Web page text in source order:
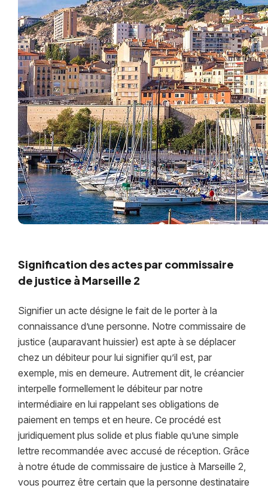
Signification des actes par commissaire
de justice à Marseille 2
Signifier un acte désigne le fait de le porter à la
connaissance d’une personne. Notre commissaire de
justice (auparavant huissier) est apte à se déplacer
chez un débiteur pour lui signifier qu’il est, par
exemple, mis en demeure. Autrement dit, le créancier
interpelle formellement le débiteur par notre
intermédiaire en lui rappelant ses obligations de
paiement en temps et en heure. Ce procédé est
juridiquement plus solide et plus fiable qu’une simple
lettre recommandée avec accusé de réception. Grâce
à notre étude de commissaire de justice à Marseille 2,
vous pourrez être certain que la personne destinataire